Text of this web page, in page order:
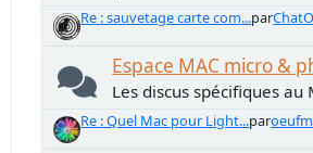
Re : sauvetage carte com...par
Espace MAC micro &
Les discus spécifiques au
Re : Quel Mac pour Light...par